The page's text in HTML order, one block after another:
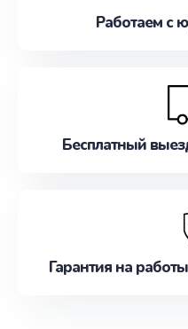
Работаем с
Бесплатный
Гарантия на